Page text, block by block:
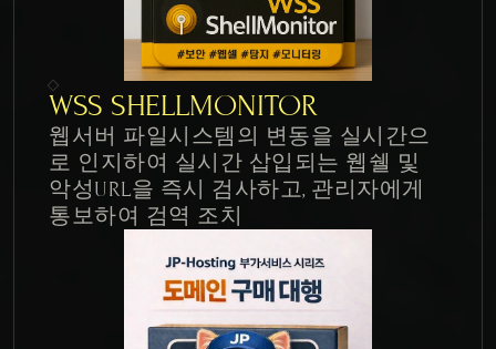
WSS SHELLMONITOR
웹서버 파일시스템의 변동을 실시간으
로 인지하여 실시간 삽입되는 웹쉘 및
악성URL을 즉시 검사하고, 관리자에게
통보하여 검역 조치